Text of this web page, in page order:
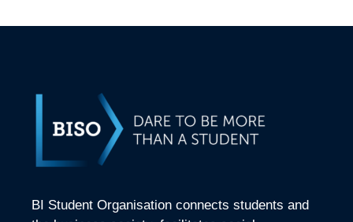
BI Student Organisation connects students and